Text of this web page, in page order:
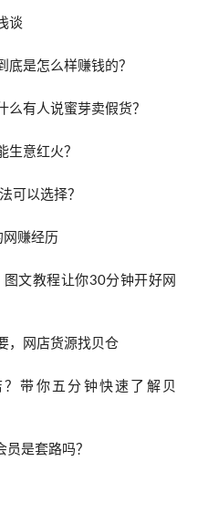
谈
底是怎么样赚钱的？
么有人说蜜芽卖假货？
生意红火？
可以选择？
赚经历
文教程让你30分钟开好网
，网店货源找贝仓
带你五分钟快速了解贝
是套路吗？